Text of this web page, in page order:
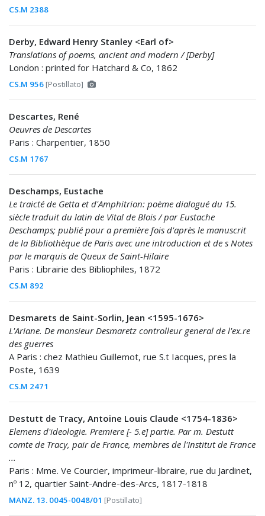
CS.M 2388
Derby, Edward Henry Stanley <Earl of>
Translations of poems, ancient and modern / [Derby]
London : printed for Hatchard & Co, 1862
CS.M 956 [Postillato]
Descartes, René
Oeuvres de Descartes
Paris : Charpentier, 1850
CS.M 1767
Deschamps, Eustache
Le traicté de Getta et d'Amphitrion: poème dialogué du 15.
siècle traduit du latin de Vital de Blois / par Eustache
Deschamps; publié pour a première fois d'après le manuscrit
de la Bibliothèque de Paris avec une introduction et de s Notes
par le marquis de Queux de Saint-Hilaire
Paris : Librairie des Bibliophiles, 1872
CS.M 892
Desmarets de Saint-Sorlin, Jean <1595-1676>
L'Ariane. De monsieur Desmaretz controlleur general de l'ex.re
des guerres
A Paris : chez Mathieu Guillemot, rue S.t Iacques, pres la
Poste, 1639
CS.M 2471
Destutt de Tracy, Antoine Louis Claude <1754-1836>
Elemens d'ideologie. Premiere [- 5.e] partie. Par m. Destutt
comte de Tracy, pair de France, membres de l'Institut de France
...
Paris : Mme. Ve Courcier, imprimeur-libraire, rue du Jardinet,
nº 12, quartier Saint-Andre-des-Arcs, 1817-1818
MANZ. 13. 0045-0048/01 [Postillato]